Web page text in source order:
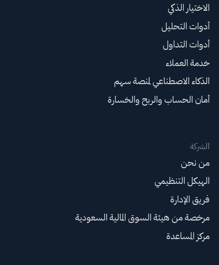
الاختيار الذكي
أدوات التحليل
أدوات التداول
خدمة العملاء
الذكاء الاصطناعي لمنصة سهم
أمان الحساب والربح والخسارة
الشركة
من نحن
الهيكل التنظيمي
فريق الإدارة
مرخصة من هيئة السوق المالية السعودية
مركز المساعدة